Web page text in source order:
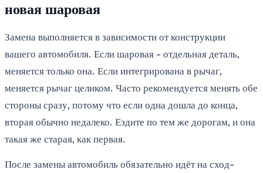
новая шаровая
Замена выполняется в зависимости от конструкции
вашего автомобиля. Если шаровая - отдельная деталь,
меняется только она. Если интегрирована в рычаг,
меняется рычаг целиком. Часто рекомендуется менять обе
стороны сразу, потому что если одна дошла до конца,
вторая обычно недалеко. Ездите по тем же дорогам, и она
такая же старая, как первая.
После замены автомобиль обязательно идёт на сход-